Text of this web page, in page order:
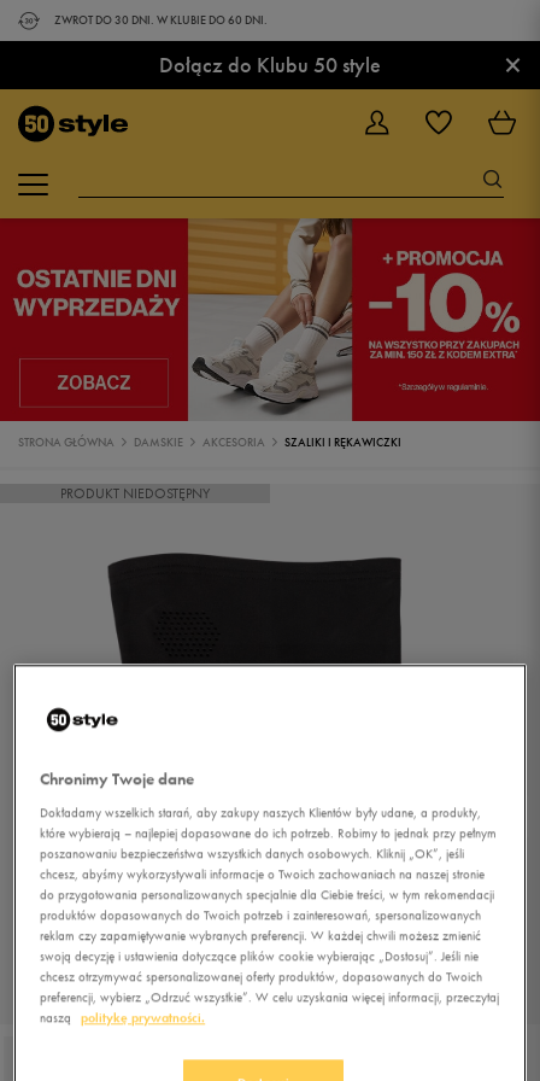
ZWROT DO 30 DNI. W KLUBIE DO 60 DNI.
Dołącz do Klubu 50 style ×
STRONA GŁÓWNA DAMSKIE AKCESORIA SZALIKI I RĘKAWICZKI
PRODUKT NIEDOSTĘPNY
1/2
Chronimy Twoje dane
Dokładamy wszelkich starań, aby zakupy naszych Klientów były udane, a produkty,
które wybierają – najlepiej dopasowane do ich potrzeb. Robimy to jednak przy pełnym
poszanowaniu bezpieczeństwa wszystkich danych osobowych. Kliknij „OK”, jeśli
chcesz, abyśmy wykorzystywali informacje o Twoich zachowaniach na naszej stronie
do przygotowania personalizowanych specjalnie dla Ciebie treści, w tym rekomendacji
produktów dopasowanych do Twoich potrzeb i zainteresowań, spersonalizowanych
reklam czy zapamiętywanie wybranych preferencji. W każdej chwili możesz zmienić
swoją decyzję i ustawienia dotyczące plików cookie wybierając „Dostosuj”. Jeśli nie
chcesz otrzymywać spersonalizowanej oferty produktów, dopasowanych do Twoich
preferencji, wybierz „Odrzuć wszystkie”. W celu uzyskania więcej informacji, przeczytaj
naszą
politykę prywatności.